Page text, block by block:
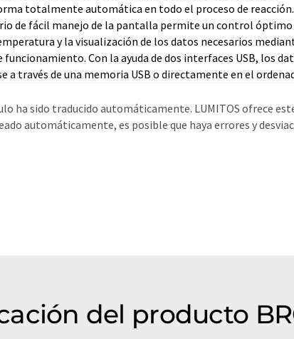
totalmente automática en todo el proceso de reacción.
de fácil manejo de la pantalla permite un control óptimo
y la visualización de los datos necesarios
funcionamiento. Con la ayuda de dos interfaces USB, los
a través de una memoria USB o directamente en el
ha sido traducido automáticamente. LUMITOS ofrece
automáticamente, es posible que haya errores y
del producto